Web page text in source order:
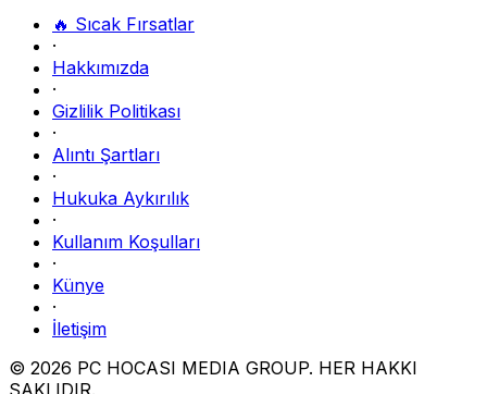
🔥 Sıcak Fırsatlar
·
Hakkımızda
·
Gizlilik Politikası
·
Alıntı Şartları
·
Hukuka Aykırılık
·
Kullanım Koşulları
·
Künye
·
İletişim
© 2026 PC HOCASI MEDIA GROUP. HER HAKKI